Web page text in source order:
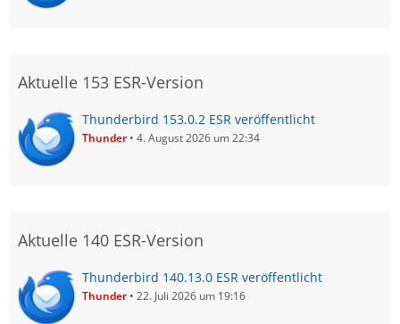
Aktuelle 153 ESR-Version
Thunderbird 153.0.2 ESR veröffentlicht
Thunder 4. August 2026 um 22:34
Aktuelle 140 ESR-Version
Thunderbird 140.13.0 ESR veröffentlicht
Thunder 22. Juli 2026 um 19:16